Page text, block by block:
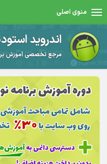
منوی اصلی
اندروید
مرجع تخصصی آموزش